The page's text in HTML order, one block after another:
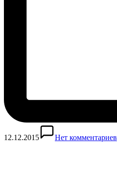
12.12.2015 Нет комментариев